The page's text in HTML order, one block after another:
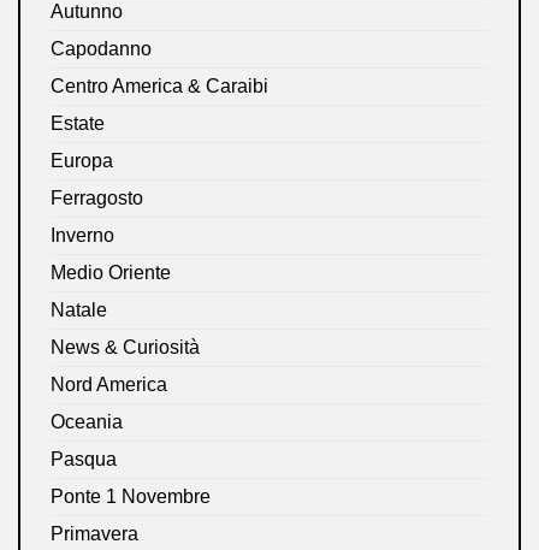
Autunno
Capodanno
Centro America & Caraibi
Estate
Europa
Ferragosto
Inverno
Medio Oriente
Natale
News & Curiosità
Nord America
Oceania
Pasqua
Ponte 1 Novembre
Primavera